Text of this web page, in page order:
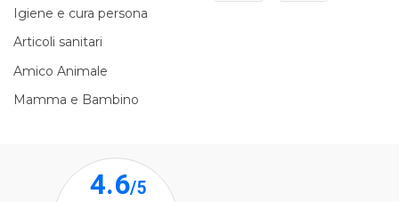
Igiene e cura persona
Articoli sanitari
Amico Animale
Mamma e Bambino